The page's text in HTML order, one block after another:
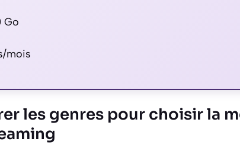
Go
mois
les genres pour choisir la